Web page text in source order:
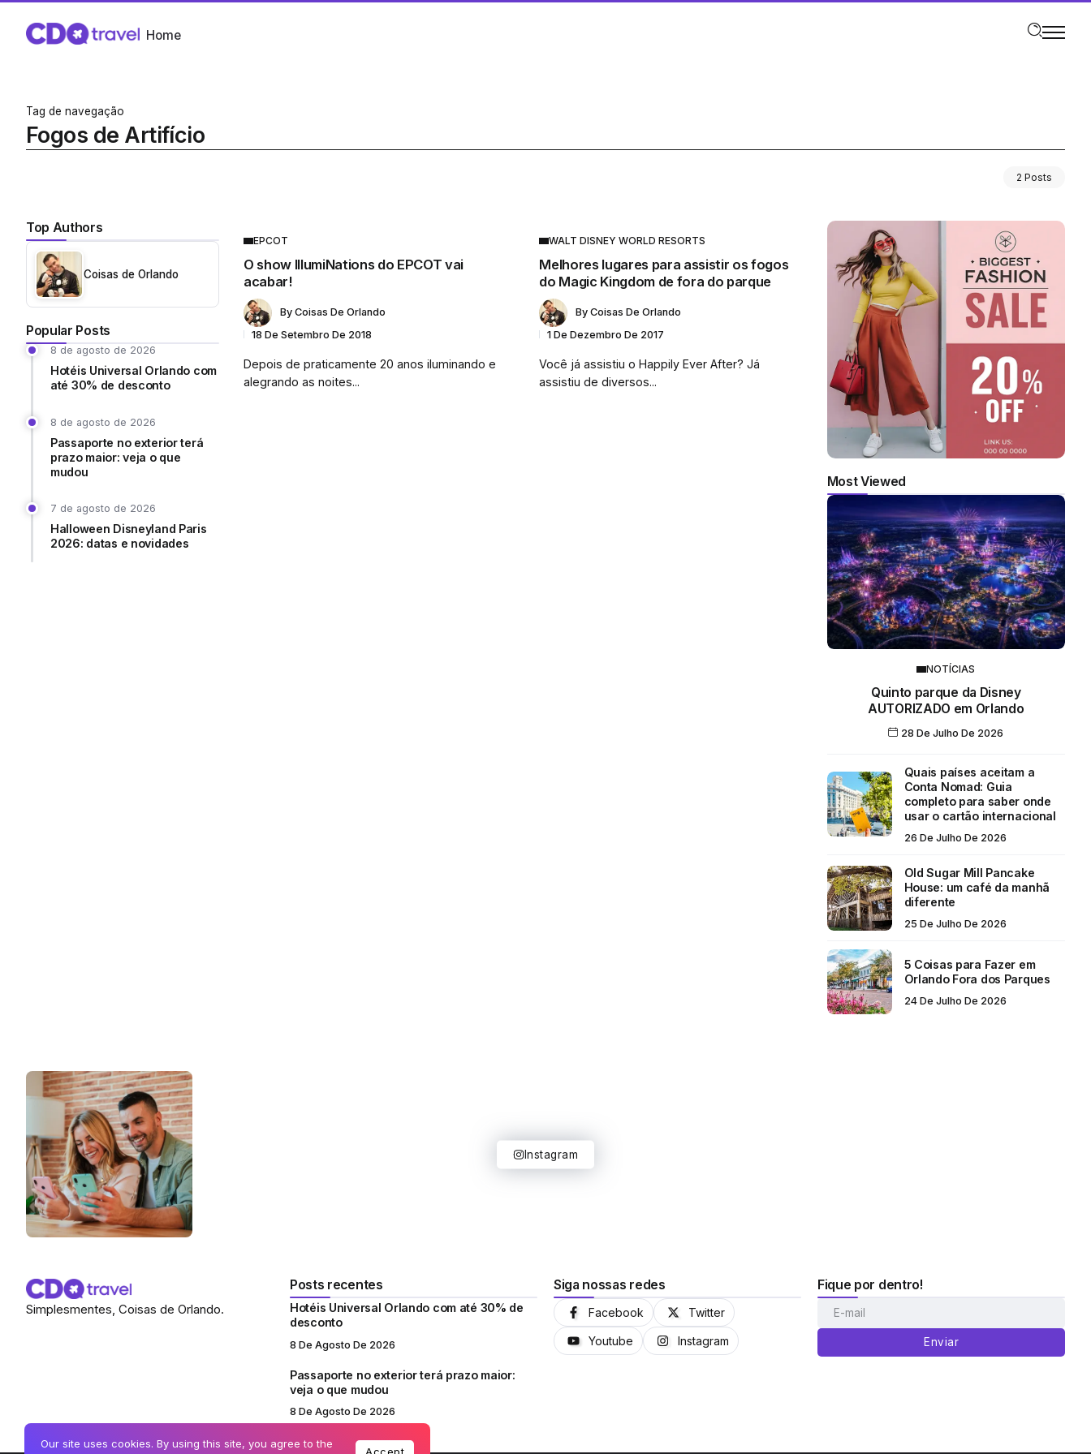
Home
Tag de navegação
Fogos de Artifício
2 Posts
Top Authors
Coisas de Orlando
Popular Posts
8 de agosto de 2026
Hotéis Universal Orlando com
até 30% de desconto
8 de agosto de 2026
Passaporte no exterior terá
prazo maior: veja o que
mudou
7 de agosto de 2026
Halloween Disneyland Paris
2026: datas e novidades
EPCOT
O show IllumiNations do EPCOT vai
acabar!
By Coisas De Orlando
18 De Setembro De 2018
Depois de praticamente 20 anos iluminando e
alegrando as noites...
WALT DISNEY WORLD RESORTS
Melhores lugares para assistir os fogos
do Magic Kingdom de fora do parque
By Coisas De Orlando
1 De Dezembro De 2017
Você já assistiu o Happily Ever After? Já
assistiu de diversos...
Most Viewed
NOTÍCIAS
Quinto parque da Disney
AUTORIZADO em Orlando
28 De Julho De 2026
Quais países aceitam a
Conta Nomad: Guia
completo para saber onde
usar o cartão internacional
26 De Julho De 2026
Old Sugar Mill Pancake
House: um café da manhã
diferente
25 De Julho De 2026
5 Coisas para Fazer em
Orlando Fora dos Parques
24 De Julho De 2026
Instagram
Simplesmentes, Coisas de Orlando.
Posts recentes
Hotéis Universal Orlando com até 30% de
desconto
8 De Agosto De 2026
Passaporte no exterior terá prazo maior:
veja o que mudou
8 De Agosto De 2026
Siga nossas redes
Facebook Twitter
Youtube Instagram
Fique por dentro!
Enviar
Our site uses cookies. By using this site, you agree to the